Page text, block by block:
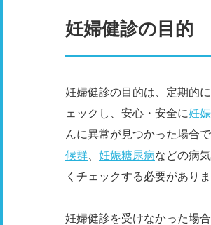
妊婦健診の目的
妊婦健診の目的は、定期的
ェックし、安心・安全に妊娠
んに異常が見つかった場合
候群
妊娠糖尿病などの病
くチェックする必要がありま
妊婦健診を受けなかった場